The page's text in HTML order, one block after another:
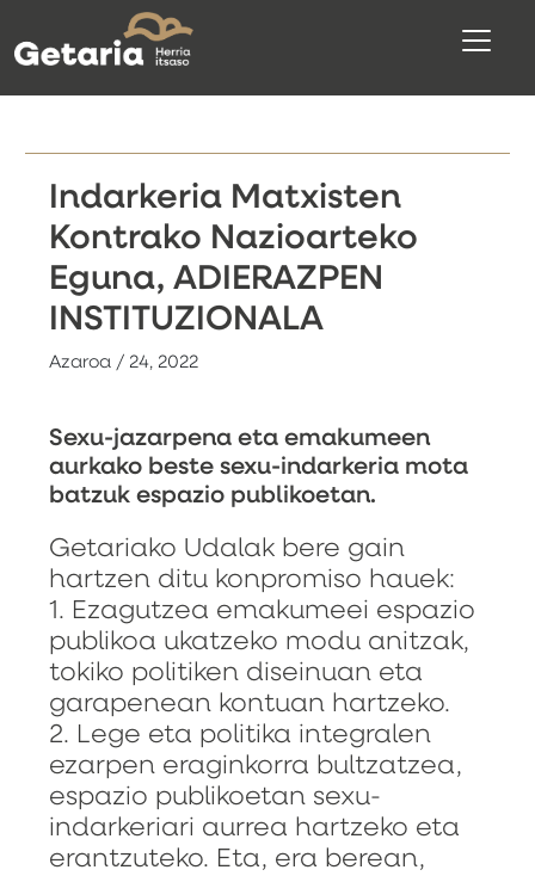
Indarkeria Matxisten
Kontrako Nazioarteko
Eguna, ADIERAZPEN
INSTITUZIONALA
Azaroa / 24, 2022
Sexu-jazarpena eta emakumeen
aurkako beste sexu-indarkeria mota
batzuk espazio publikoetan.
Getariako Udalak bere gain
hartzen ditu konpromiso hauek:
1. Ezagutzea emakumeei espazio
publikoa ukatzeko modu anitzak,
tokiko politiken diseinuan eta
garapenean kontuan hartzeko.
2. Lege eta politika integralen
ezarpen eraginkorra bultzatzea,
espazio publikoetan sexu-
indarkeriari aurrea hartzeko eta
erantzuteko. Eta, era berean,